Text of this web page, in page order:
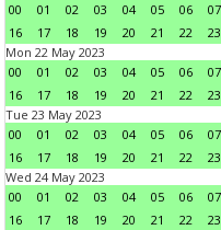
00
01 02 03 04 05 06 07
16
17 18 19 20 21 22
23
Mon 22 May 2023
00
01 02 03 04 05 06 07
16
17 18 19 20 21 22
23
Tue 23 May 2023
00
01 02 03 04 05 06 07
16
17 18 19 20 21 22
23
Wed 24 May 2023
00
01 02 03 04 05 06 07
16
17 18 19 20 21 22
23